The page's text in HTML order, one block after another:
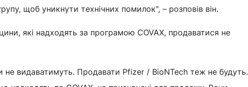
щоб уникнути технічних помилок", – розповів він.
які надходять за програмою COVAX, продаватися не
не видаватимуть. Продавати Pfizer / BioNTech теж не будуть.